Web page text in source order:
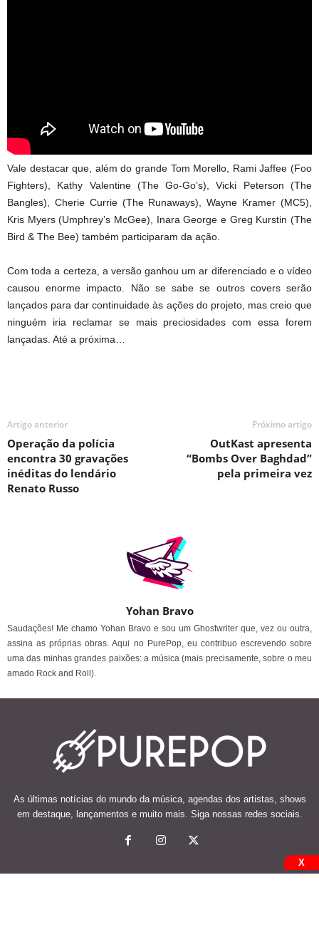
Vale destacar que, além do grande Tom Morello, Rami Jaffee (Foo
Fighters), Kathy Valentine (The Go-Go’s), Vicki Peterson (The
Bangles), Cherie Currie (The Runaways), Wayne Kramer (MC5),
Kris Myers (Umphrey’s McGee), Inara George e Greg Kurstin (The
Bird & The Bee) também participaram da ação.
Com toda a certeza, a versão ganhou um ar diferenciado e o vídeo
causou enorme impacto. Não se sabe se outros covers serão
lançados para dar continuidade às ações do projeto, mas creio que
ninguém iria reclamar se mais preciosidades com essa forem
lançadas. Até a próxima…
Artigo anterior
Operação da polícia
encontra 30 gravações
inéditas do lendário
Renato Russo
Próximo artigo
OutKast apresenta
“Bombs Over Baghdad”
pela primeira vez
Yohan Bravo
Saudações! Me chamo Yohan Bravo e sou um Ghostwriter que, vez ou outra,
assina as próprias obras. Aqui no PurePop, eu contribuo escrevendo sobre
uma das minhas grandes paixões: a música (mais precisamente, sobre o meu
amado Rock and Roll).
As últimas notícias do mundo da música, agendas dos artistas, shows
em destaque, lançamentos e muito mais. Siga nossas redes sociais.
X